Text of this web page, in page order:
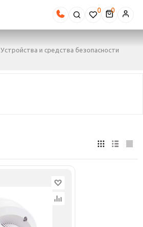
0
Устройства и средства безопасности